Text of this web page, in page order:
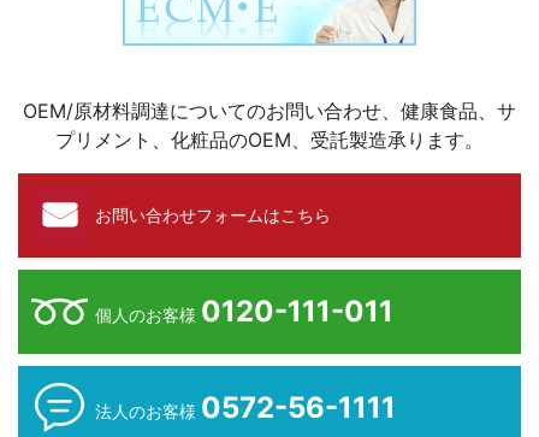
OEM/原材料調達についてのお問い合わせ、健康食品、サ
プリメント、化粧品のOEM、受託製造承ります。
お問い合わせフォームはこちら
個人のお客様 0120-111-011
法人のお客様 0572-56-1111